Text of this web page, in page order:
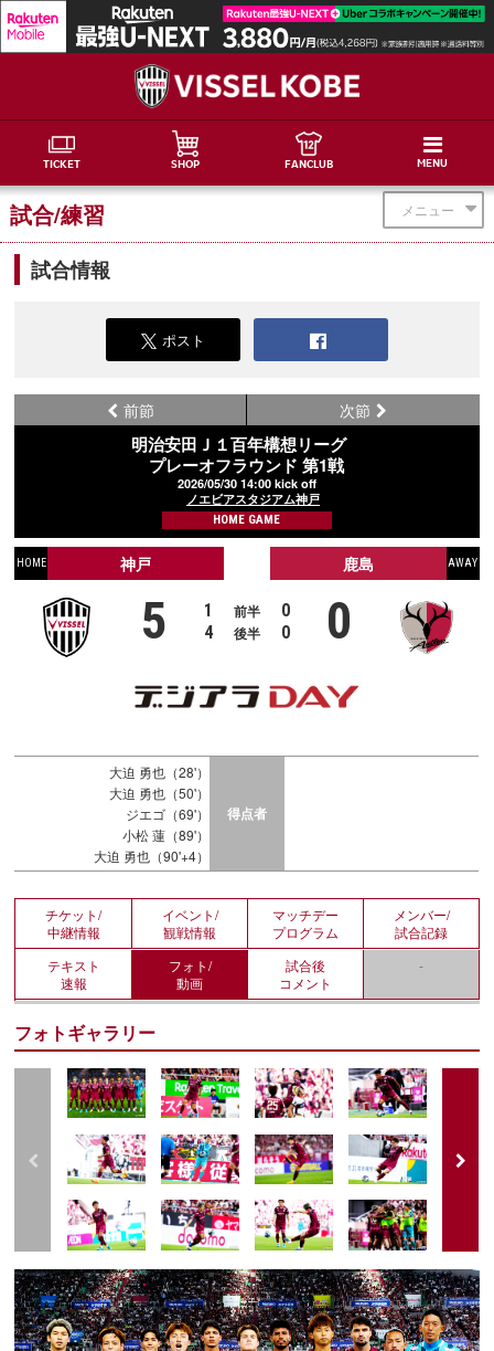
TICKET SHOP FANCLUB MENU
メニュー
試合/練習
試合情報
ポスト
前節
明治安田Ｊ１百年構想リーグ
プレーオフラウンド 第1戦
2026/05/30 14:00 kick off
ノエビアスタジアム神戸
HOME GAME
次節
HOME 神戸 AWAY
鹿島
5 1 前半
0
4
後半 0 0
大迫 勇也（28'）
大迫 勇也（50'）
ジエゴ（69'）
小松 蓮（89'）
大迫 勇也（90'+4）
得点者
チケット/
中継情報
イベント/
観戦情報
マッチデー
プログラム
メンバー/
試合記録
テキスト
速報
フォト/
動画
試合後
コメント
-
フォトギャラリー